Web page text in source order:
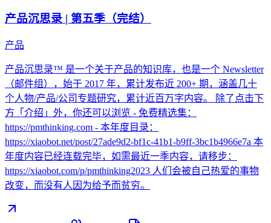
产品沉思录 | 第五季（完结）
产品
产品沉思录™ 是一个关于产品的知识库，也是一个 Newsletter
（邮件组），始于 2017 年，累计发布近 200+ 期，涵盖几十
个人物/产品/公司专题研究，累计近百万字内容。 除了点击下
方「介绍」外，你还可以浏览 - 免费精选集：
https://pmthinking.com - 本年度目录：
https://xiaobot.net/post/27ade9d2-bf1c-41b1-b9ff-3bc1b4966e7a 本
年度内容已经连载完毕，如需最近一季内容，请移步：
https://xiaobot.com/p/pmthinking2023 人们会被自己热爱的事物
改变，而没有人因为给予而贫穷。